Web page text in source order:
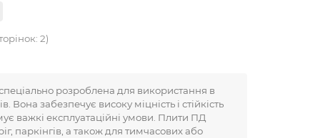
2)
розроблена для використання в
Вона забезпечує високу міцність і стійкість
важкі експлуатаційні умови. Плити ПД
паркінгів, а також для тимчасових або